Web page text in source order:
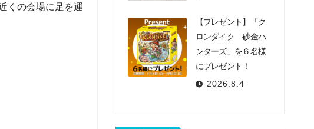
くの会場に足を運
【プレゼント】「ク
ロンダイク 砂金ハ
ンターズ」を６名様
にプレゼント！
2026.8.4